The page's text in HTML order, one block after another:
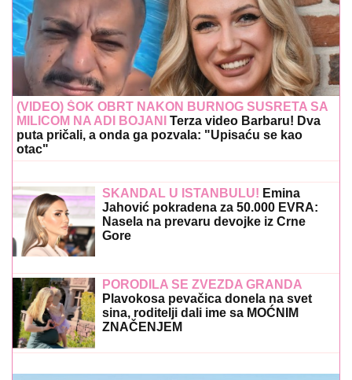
(VIDEO) ŠOK OBRT NAKON BURNOG SUSRETA SA
MILICOM NA ADI BOJANI
Terza video Barbaru! Dva
puta pričali, a onda ga pozvala: "Upisaću se kao
otac"
SKANDAL U ISTANBULU! Emina
Jahović pokradena za 50.000 EVRA:
Nasela na prevaru devojke iz Crne
Gore
PORODILA SE ZVEZDA GRANDA
Plavokosa pevačica donela na svet
sina, roditelji dali ime sa MOĆNIM
ZNAČENJEM